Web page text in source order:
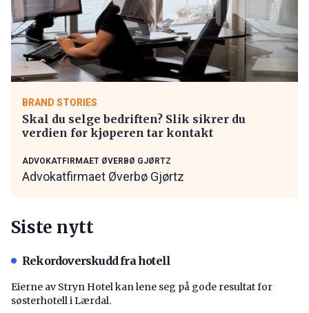
BRAND STORIES
Skal du selge bedriften? Slik sikrer du
verdien før kjøperen tar kontakt
ADVOKATFIRMAET ØVERBØ GJØRTZ
Advokatfirmaet Øverbø Gjørtz
Siste nytt
Rekordoverskudd fra hotell
Eierne av Stryn Hotel kan lene seg på gode resultat for
søsterhotell i Lærdal.